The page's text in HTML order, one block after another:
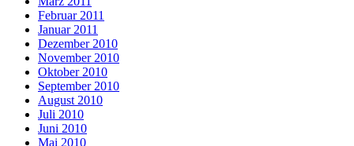
Februar 2011
Januar 2011
Dezember 2010
November 2010
Oktober 2010
September 2010
August 2010
Juli 2010
Juni 2010
Mai 2010